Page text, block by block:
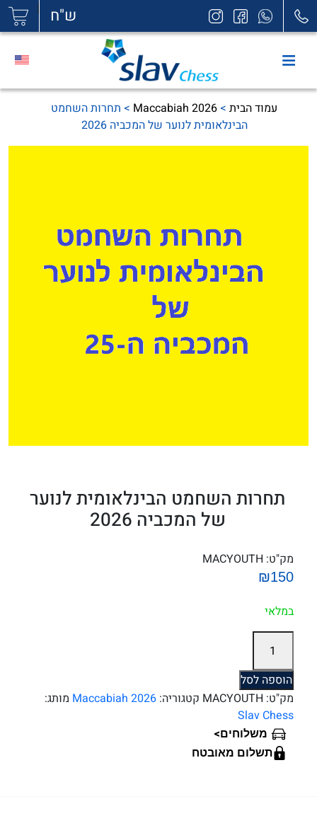
| ש"ח
עמוד הבית >
Maccabiah 2026 > תחרות השחמט
הבינלאומית לנוער של המכביה 2026
תחרות השחמט הבינלאומית לנוער
של המכביה 2026
מק"ט: MACYOUTH
₪150
במלאי
תחרות
השחמט
הבינלאומית
לנוער
של
המכביה
הוספה לסל
מק"ט: MACYOUTH קטגוריה: Maccabiah 2026 מותג:
Slav Chess
משלוחים>
תשלום מאובטח